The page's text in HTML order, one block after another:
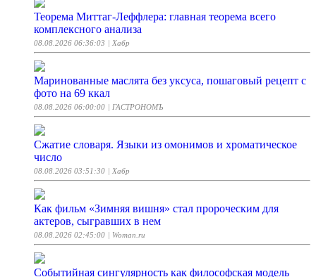
Теорема Миттаг-Леффлера: главная теорема всего
комплексного анализа
08.08.2026 06:36:03 | Хабр
Маринованные маслята без уксуса, пошаговый рецепт с
фото на 69 ккал
08.08.2026 06:00:00 | ГАСТРОНОМЪ
Сжатие словаря. Языки из омонимов и хроматическое
число
08.08.2026 03:51:30 | Хабр
Как фильм «Зимняя вишня» стал пророческим для
актеров, сыгравших в нем
08.08.2026 02:45:00 | Woman.ru
Событийная сингулярность как философская модель